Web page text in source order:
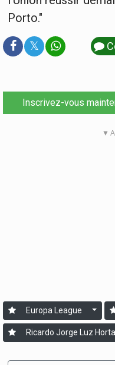
Porto."
𝕏
Inscrivez-vous
▼
Europa League
Ricardo Jorge Luz Horta